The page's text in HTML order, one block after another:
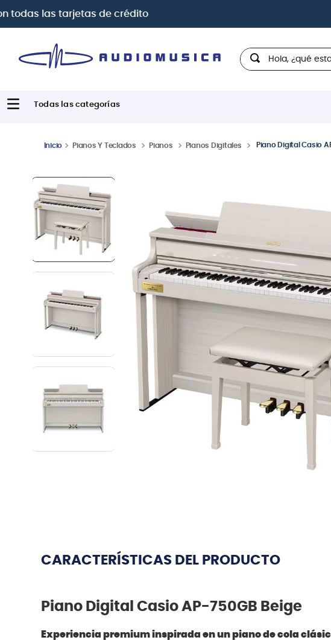
Hola, ¿qué estas
Pianos Y Teclados Pianos Pianos Digitales Piano Digital Casio
CARACTERÍSTICAS DEL PRODUCTO
Piano Digital Casio AP-750GB Beige
Experiencia premium inspirada en un piano de cola